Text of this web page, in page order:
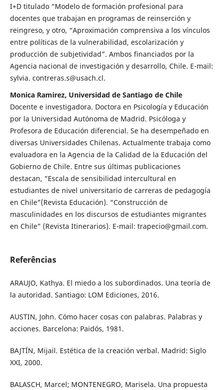
I+D titulado “Modelo de formación profesional para
docentes que trabajan en programas de reinserción y
reingreso, y otro, “Aproximación comprensiva a los vínculos
entre políticas de la vulnerabilidad, escolarización y
producción de subjetividad”. Ambos financiados por la
Agencia nacional de investigación y desarrollo, Chile. E-mail:
sylvia. contreras.s@usach.cl.
Monica Ramirez, Universidad de Santiago de Chile
Docente e investigadora. Doctora en Psicología y Educación
por la Universidad Autónoma de Madrid. Psicóloga y
Profesora de Educación diferencial. Se ha desempeñado en
diversas Universidades Chilenas. Actualmente trabaja como
evaluadora en la Agencia de la Calidad de la Educación del
Gobierno de Chile. Entre sus últimas publicaciones
destacan, “Escala de sensibilidad intercultural en
estudiantes de nivel universitario de carreras de pedagogía
en Chile”(Revista Educación). “Construcción de
masculinidades en los discursos de estudiantes migrantes
en Chile” (Revista Itinerarios). E-mail: trapecio@gmail.com.
Referências
ARAUJO, Kathya. El miedo a los subordinados. Una teoría de
la autoridad. Santiago: LOM Ediciones, 2016.
AUSTIN, John. Cómo hacer cosas con palabras. Palabras y
acciones. Barcelona: Paidós, 1981.
BAJTÍN, Mijail. Estética de la creación verbal. Madrid: Siglo
XXI, 2000.
BALASCH, Marcel; MONTENEGRO, Marisela. Una propuesta